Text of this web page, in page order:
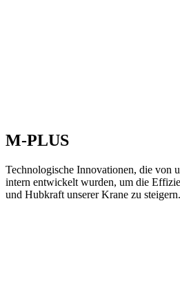
M-PLUS
Technologische Innovationen, die von
intern entwickelt wurden, um die
und Hubkraft unserer Krane zu steigern.